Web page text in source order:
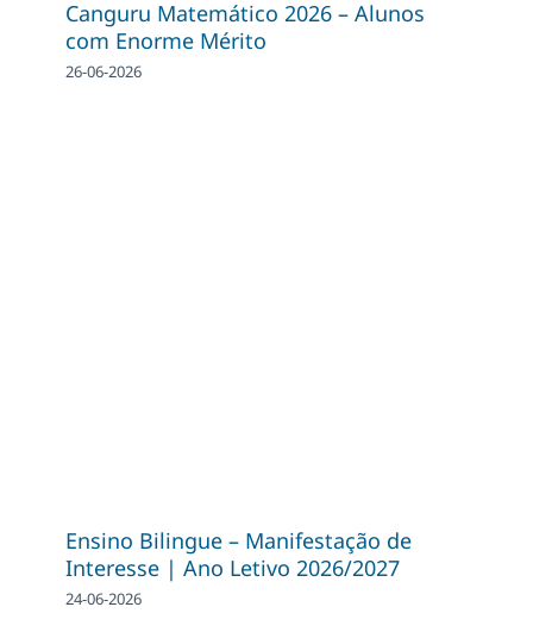
Canguru Matemático 2026 – Alunos
com Enorme Mérito
26-06-2026
Ensino Bilingue – Manifestação de
Interesse | Ano Letivo 2026/2027
24-06-2026